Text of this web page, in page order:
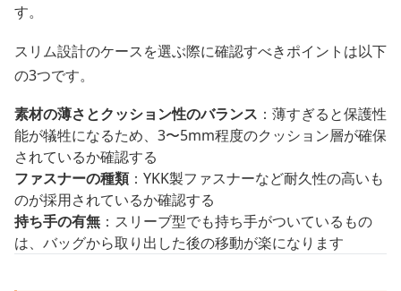
す。
スリム設計のケースを選ぶ際に確認すべきポイントは以下
の3つです。
素材の薄さとクッション性のバランス ：薄すぎると保護性
能が犠牲になるため、3〜5mm程度のクッション層が確保
されているか確認する
ファスナーの種類：YKK製ファスナーなど耐久性の高いも
のが採用されているか確認する
持ち手の有無 ：スリーブ型でも持ち手がついているもの
は、バッグから取り出した後の移動が楽になります